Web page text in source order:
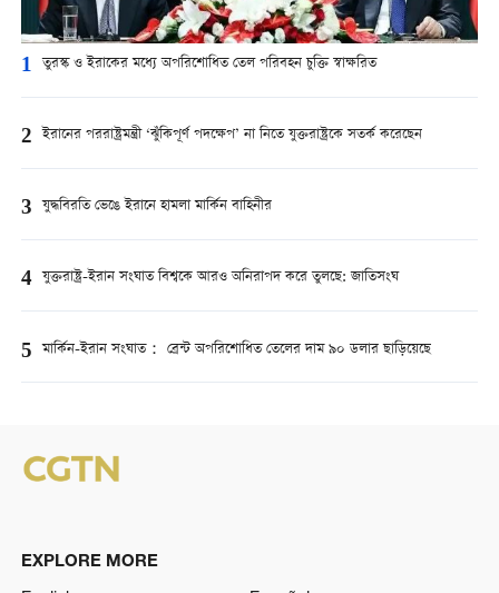
1 তুরস্ক ও ইরাকের মধ্যে অপরিশোধিত তেল পরিবহন চুক্তি স্বাক্ষরিত
2 ইরানের পররাষ্ট্রমন্ত্রী ‘ঝুঁকিপূর্ণ পদক্ষেপ’ না নিতে যুক্তরাষ্ট্রকে সতর্ক করেছেন
3 যুদ্ধবিরতি ভেঙে ইরানে হামলা মার্কিন বাহিনীর
4 যুক্তরাষ্ট্র-ইরান সংঘাত বিশ্বকে আরও অনিরাপদ করে তুলছে: জাতিসংঘ
5 মার্কিন-ইরান সংঘাত： ব্রেন্ট অপরিশোধিত তেলের দাম ৯০ ডলার ছাড়িয়েছে
EXPLORE MORE